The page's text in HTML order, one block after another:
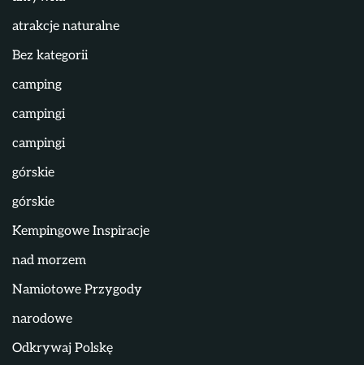
atrakcje naturalne
Bez kategorii
camping
campingi
campingi
górskie
górskie
Kempingowe Inspiracje
nad morzem
Namiotowe Przygody
narodowe
Odkrywaj Polskę